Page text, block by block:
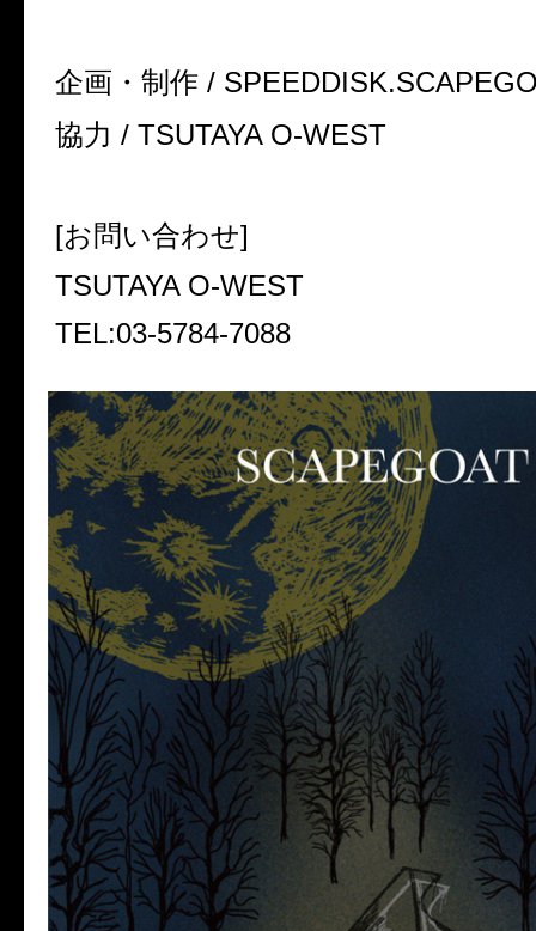
企画・制作 /
協力 / TSUTAYA O-WEST
[お問い合わせ]
TSUTAYA O-WEST
TEL:03-5784-7088